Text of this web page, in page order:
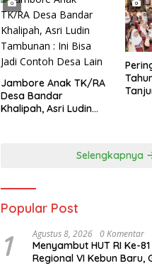
Jambore Anak TK/RA
Desa Bandar
Khalipah, Asri Ludin
Selengkapnya
Popular Post
1 Agustus 8, 2026 0 Komentar
Menyambut HUT RI Ke-
Regional VI Kebun Baru,